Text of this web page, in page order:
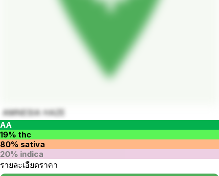
AMNESIA HAZE
AA
19% thc
80% sativa
20% indica
รายละเอียดราคา